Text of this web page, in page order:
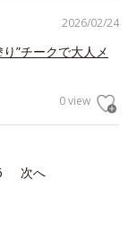
2026/02/24
り”チークで大人メ
0 view
次へ